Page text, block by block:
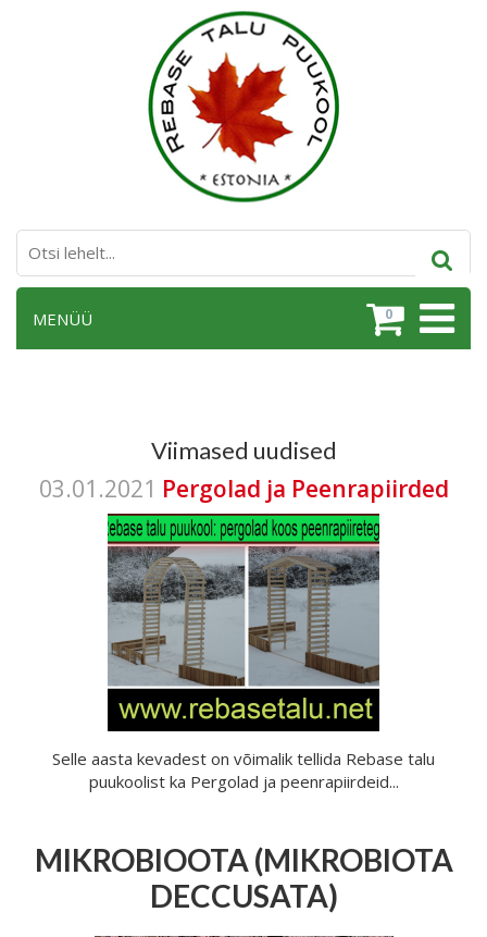
0
MENÜÜ
Viimased uudised
03.01.2021 Pergolad ja Peenrapiirded
Selle aasta kevadest on võimalik tellida Rebase talu
puukoolist ka Pergolad ja peenrapiirdeid...
MIKROBIOOTA (MIKROBIOTA
DECCUSATA)